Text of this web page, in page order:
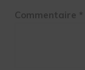
Commentaire *